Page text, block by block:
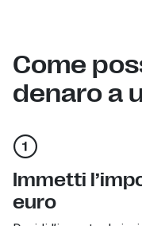
Come
denaro a
Immetti
euro